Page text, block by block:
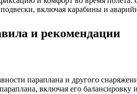
включая карабины и
и рекомендации
параплана и другого
включая его балансировку